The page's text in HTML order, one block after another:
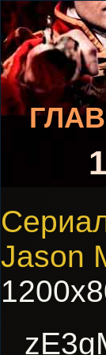
Jason